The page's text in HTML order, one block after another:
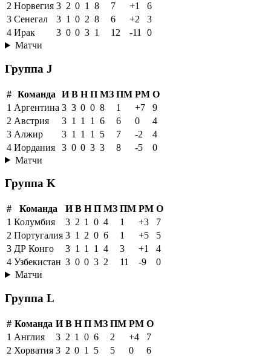
2 Норвегия 3 2 0 1 8 7 +1
6
3 Сенегал 3 1 0 2 8 6 +2
3
4 Ирак 3 0 0 3 1 12 -11
0
Матчи
Группа J
# Команда И В Н П МЗ ПМ РМ О
1 Аргентина 3 3 0 0 8 1 +7
9
2 Австрия 3 1 1 1 6 6 0
4
3 Алжир 3 1 1 1 5 7 -2
4
4 Иордания 3 0 0 3 3 8 -5
0
Матчи
Группа K
# Команда И В Н П МЗ ПМ РМ О
1 Колумбия 3 2 1 0 4 1 +3
7
2 Португалия 3 1 2 0 6 1 +5
5
3 ДР Конго 3 1 1 1 4 3 +1
4
4 Узбекистан 3 0 0 3 2 11 -9
0
Матчи
Группа L
# Команда И В Н П МЗ ПМ РМ О
1 Англия 3 2 1 0 6 2 +4
7
2 Хорватия 3 2 0 1 5 5 0
6